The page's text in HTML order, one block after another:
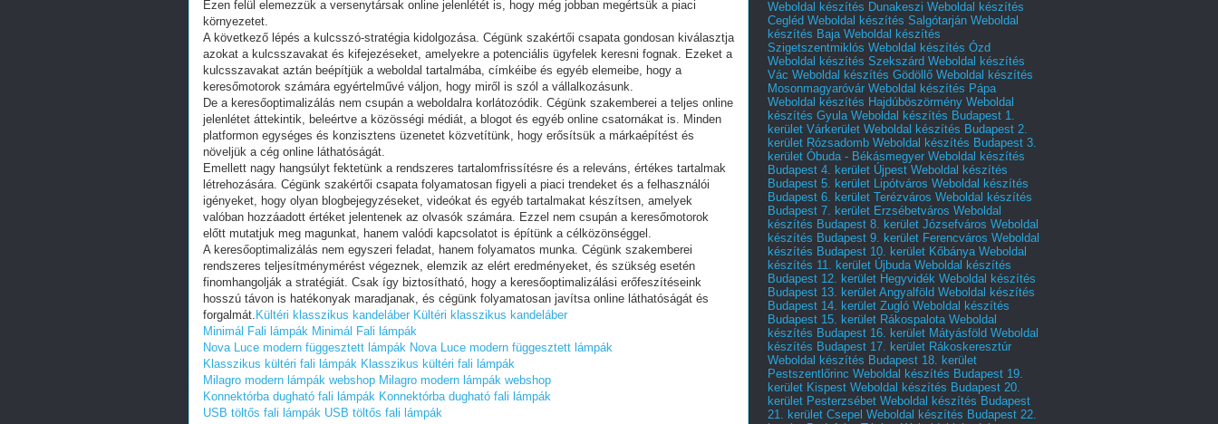
Ezen felül elemezzük a versenytársak online jelenlétét is, hogy még jobban megértsük a piaci
környezetet.
A következő lépés a kulcsszó-stratégia kidolgozása. Cégünk szakértői csapata gondosan kiválasztja
azokat a kulcsszavakat és kifejezéseket, amelyekre a potenciális ügyfelek keresni fognak. Ezeket a
kulcsszavakat aztán beépítjük a weboldal tartalmába, címkéibe és egyéb elemeibe, hogy a
keresőmotorok számára egyértelművé váljon, hogy miről is szól a vállalkozásunk.
De a keresőoptimalizálás nem csupán a weboldalra korlátozódik. Cégünk szakemberei a teljes online
jelenlétet áttekintik, beleértve a közösségi médiát, a blogot és egyéb online csatornákat is. Minden
platformon egységes és konzisztens üzenetet közvetítünk, hogy erősítsük a márkaépítést és
növeljük a cég online láthatóságát.
Emellett nagy hangsúlyt fektetünk a rendszeres tartalomfrissítésre és a releváns, értékes tartalmak
létrehozására. Cégünk szakértői csapata folyamatosan figyeli a piaci trendeket és a felhasználói
igényeket, hogy olyan blogbejegyzéseket, videókat és egyéb tartalmakat készítsen, amelyek
valóban hozzáadott értéket jelentenek az olvasók számára. Ezzel nem csupán a keresőmotorok
előtt mutatjuk meg magunkat, hanem valódi kapcsolatot is építünk a célközönséggel.
A keresőoptimalizálás nem egyszeri feladat, hanem folyamatos munka. Cégünk szakemberei
rendszeres teljesítménymérést végeznek, elemzik az elért eredményeket, és szükség esetén
finomhangolják a stratégiát. Csak így biztosítható, hogy a keresőoptimalizálási erőfeszítéseink
hosszú távon is hatékonyak maradjanak, és cégünk folyamatosan javítsa online láthatóságát és
forgalmát. Kültéri klasszikus kandeláber Kültéri klasszikus kandeláber
Minimál Fali lámpák Minimál Fali lámpák
Nova Luce modern függesztett lámpák Nova Luce modern függesztett lámpák
Klasszikus kültéri fali lámpák Klasszikus kültéri fali lámpák
Milagro modern lámpák webshop Milagro modern lámpák webshop
Konnektórba dugható fali lámpák Konnektórba dugható fali lámpák
USB töltős fali lámpák USB töltős fali lámpák
Weboldal készítés Dunakeszi Weboldal készítés
Cegléd Weboldal készítés Salgótarján Weboldal
készítés Baja Weboldal készítés
Szigetszentmiklós Weboldal készítés Ózd
Weboldal készítés Szekszárd Weboldal készítés
Vác Weboldal készítés Gödöllő Weboldal készítés
Mosonmagyaróvár Weboldal készítés Pápa
Weboldal készítés Hajdúböszörmény Weboldal
készítés Gyula Weboldal készítés Budapest 1.
kerület Várkerület Weboldal készítés Budapest 2.
kerület Rózsadomb Weboldal készítés Budapest 3.
kerület Óbuda - Békásmegyer Weboldal készítés
Budapest 4. kerület Újpest Weboldal készítés
Budapest 5. kerület Lipótváros Weboldal készítés
Budapest 6. kerület Terézváros Weboldal készítés
Budapest 7. kerület Erzsébetváros Weboldal
készítés Budapest 8. kerület Józsefváros Weboldal
készítés Budapest 9. kerület Ferencváros Weboldal
készítés Budapest 10. kerület Kőbánya Weboldal
készítés 11. kerület Újbuda Weboldal készítés
Budapest 12. kerület Hegyvidék Weboldal készítés
Budapest 13. kerület Angyalföld Weboldal készítés
Budapest 14. kerület Zugló Weboldal készítés
Budapest 15. kerület Rákospalota Weboldal
készítés Budapest 16. kerület Mátyásföld Weboldal
készítés Budapest 17. kerület Rákoskeresztúr
Weboldal készítés Budapest 18. kerület
Pestszentlőrinc Weboldal készítés Budapest 19.
kerület Kispest Weboldal készítés Budapest 20.
kerület Pesterzsébet Weboldal készítés Budapest
21. kerület Csepel Weboldal készítés Budapest 22.